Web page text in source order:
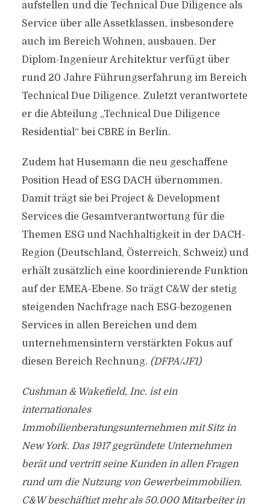
aufstellen und die Technical Due Diligence als
Service über alle Assetklassen, insbesondere
auch im Bereich Wohnen, ausbauen. Der
Diplom-Ingenieur Architektur verfügt über
rund 20 Jahre Führungserfahrung im Bereich
Technical Due Diligence. Zuletzt verantwortete
er die Abteilung „Technical Due Diligence
Residential“ bei CBRE in Berlin.
Zudem hat Husemann die neu geschaffene
Position Head of ESG DACH übernommen.
Damit trägt sie bei Project & Development
Services die Gesamtverantwortung für die
Themen ESG und Nachhaltigkeit in der DACH-
Region (Deutschland, Österreich, Schweiz) und
erhält zusätzlich eine koordinierende Funktion
auf der EMEA-Ebene. So trägt C&W der stetig
steigenden Nachfrage nach ESG-bezogenen
Services in allen Bereichen und dem
unternehmensintern verstärkten Fokus auf
diesen Bereich Rechnung. (DFPA/JF1)
Cushman & Wakefield, Inc. ist ein
internationales
Immobilienberatungsunternehmen mit Sitz in
New York. Das 1917 gegründete Unternehmen
berät und vertritt seine Kunden in allen Fragen
rund um die Nutzung von Gewerbeimmobilien.
C&W beschäftigt mehr als 50.000 Mitarbeiter in